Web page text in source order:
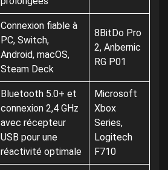
Connexion fiable à
PC, Switch,
Android, macOS,
Steam Deck
8BitDo Pro
2, Anbernic
RG P01
Bluetooth 5.0+ et
connexion 2,4 GHz
avec récepteur
USB pour une
réactivité optimale
Microsoft
Xbox
Series,
Logitech
F710